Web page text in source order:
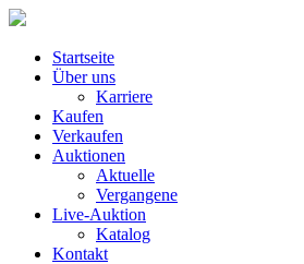
Startseite
Über uns
Karriere
Kaufen
Verkaufen
Auktionen
Aktuelle
Vergangene
Live-Auktion
Katalog
Kontakt